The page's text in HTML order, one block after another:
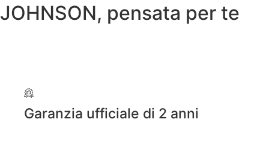
JOHNSON, pensata per te
Garanzia ufficiale di 2 anni